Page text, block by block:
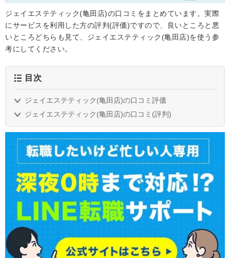
ジェイエステティック(亀田店)の口コミをまとめています。実際
にサービスを利用した方の評判(評価)ですので、良いところと悪
いところどちらも見て、ジェイエステティック(亀田店)を使う参
考にしてください。
目次
ジェイエステティック(亀田店)の口コミ評価
ジェイエステティック(亀田店)の口コミ(評判)